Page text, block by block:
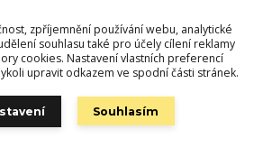
údajů
svých
zpříjemnění používání webu, analytické
souhlasu také pro účely cílení reklamy
cookies. Nastavení vlastních preferencí
upravit odkazem ve spodní části stránek.
Souhlasím